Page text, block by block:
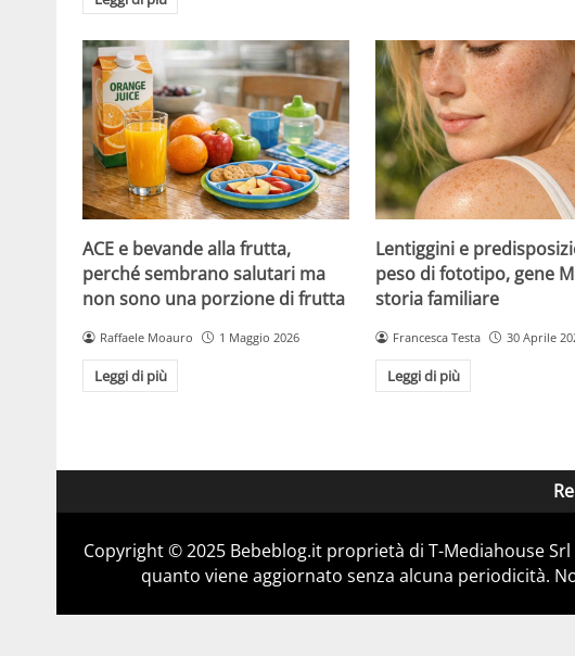
ACE e bevande alla frutta,
perché sembrano salutari ma
non sono una porzione di frutta
Raffaele Moauro 1 Maggio 2026
Leggi di più
Lentiggini e
peso di fototipo, gene
storia familiare
Francesca Testa 30 Aprile
Leggi di più
Copyright © 2025 Bebeblog.it proprietà di T-Mediahouse
quanto viene aggiornato senza alcuna periodicità.